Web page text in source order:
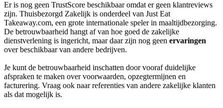
Er is nog geen TrustScore beschikbaar omdat er geen klantreviews
zijn. Thuisbezorgd Zakelijk is onderdeel van Just Eat
Takeaway.com, een grote internationale speler in maaltijdbezorging.
De betrouwbaarheid hangt af van hoe goed de zakelijke
dienstverlening is ingericht, maar daar zijn nog geen ervaringen
over beschikbaar van andere bedrijven.
Je kunt de betrouwbaarheid inschatten door vooraf duidelijke
afspraken te maken over voorwaarden, opzegtermijnen en
facturering. Vraag ook naar referenties van andere zakelijke klanten
als dat mogelijk is.